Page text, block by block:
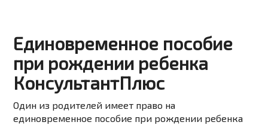
Единовременное пособие
при рождении ребенка
КонсультантПлюс
Один из родителей имеет право на
единовременное пособие при рождении ребенка